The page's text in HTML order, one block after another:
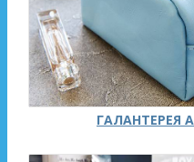
ГАЛАНТЕРЕЯ